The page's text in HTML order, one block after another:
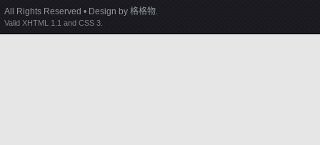
All Rights Reserved • Design by 格格物.
Valid XHTML 1.1 and CSS 3.